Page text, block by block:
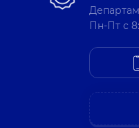
Пн-Пт c